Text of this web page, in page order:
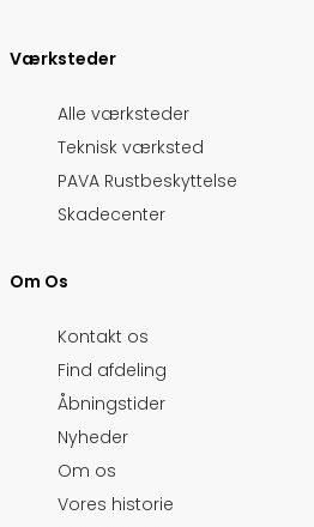
Værksteder
Alle værksteder
Teknisk værksted
PAVA Rustbeskyttelse
Skadecenter
Om Os
Kontakt os
Find afdeling
Åbningstider
Nyheder
Om os
Vores historie